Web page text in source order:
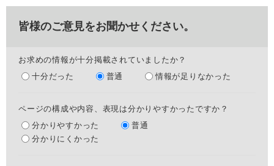
皆様のご意見をお聞かせください。
お求めの情報が十分掲載されていましたか？
十分だった
普通 情報が足りなかった
ページの構成や内容、表現は分かりやすかったですか？
分かりやすかった
普通
分かりにくかった